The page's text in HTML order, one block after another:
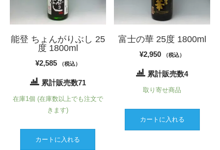
能登 ちょんがりぶし 25
度 1800ml
¥2,585 （税込）
累計販売数71
在庫1個 (在庫数以上でも注文で
きます)
カートに入れる
富士の華 25度 1800ml
¥2,950 （税込）
累計販売数4
取り寄せ商品
カートに入れる